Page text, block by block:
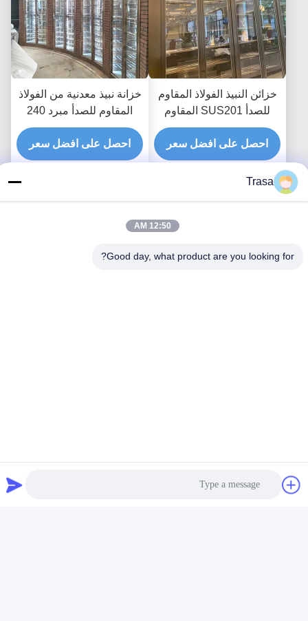
خزائن النبيذ الفولاذ المقاوم
للصدأ SUS201 المقاوم
للصدأ مع زجاج الباب PVD
المغلفة
احصل على افضل سعر
خزانة نبيذ معدنية من الفولاذ
المقاوم للصدأ مبرد 240
فولت 50 هرتز لوحة تحكم
تعمل باللمس
احصل على افضل سعر
Foshan Mingxinlong Stainless Steel
جونجي 3 ، منطقة تانكون الصناعية ، مدينة تشينكون ، مقاطعة شوند ،
Trasa
12:50 AM
Good day, what product are you looking for?